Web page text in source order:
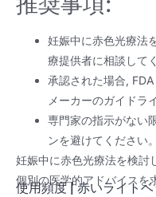
妊娠中に赤色光療法
療提供者に相談して
承認された場合,
メーカーのガイドラ
専門家の指示がない
ンを避けてください
妊娠中に赤色光療法を検討
個別の医学的アドバイスを
使用頻度|赤いライト